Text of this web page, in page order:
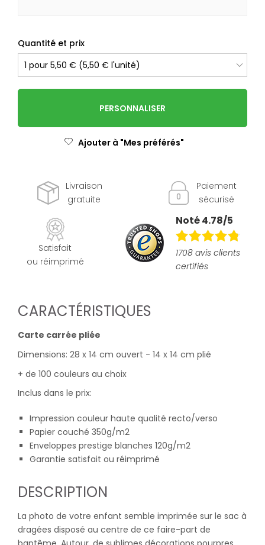
Quantité et prix
PERSONNALISER
Ajouter à "Mes préférés"
Livraison
gratuite
Paiement
sécurisé
Satisfait
ou réimprimé
Noté 4.78/5
1708 avis clients
certifiés
CARACTÉRISTIQUES
Carte carrée pliée
Dimensions: 28 x 14 cm ouvert - 14 x 14 cm plié
+ de 100 couleurs au choix
Inclus dans le prix:
Impression couleur haute qualité recto/verso
Papier couché 350g/m2
Enveloppes prestige blanches 120g/m2
Garantie satisfait ou réimprimé
DESCRIPTION
La photo de votre enfant semble imprimée sur le sac à
dragées disposé au centre de ce faire-part de